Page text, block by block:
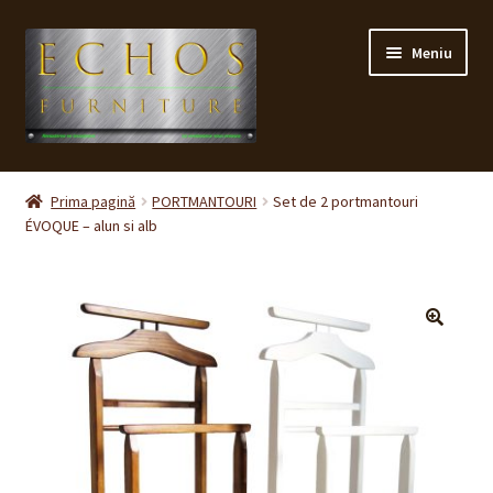
Sari
navigare
Sari
conținut
Meniu
Prima pagină
CONTACT
Cum cumpăr ?
Despre noi
Prima pagină PORTMANTOURI
Set de 2 portmantouri
ÉVOQUE – alun si alb